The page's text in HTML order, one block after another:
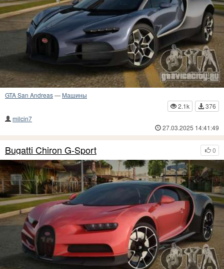
GTA San Andreas— Машины
2.1k
376
milcin7
27.03.2025 14:41:49
0
Bugatti Chiron G-Sport